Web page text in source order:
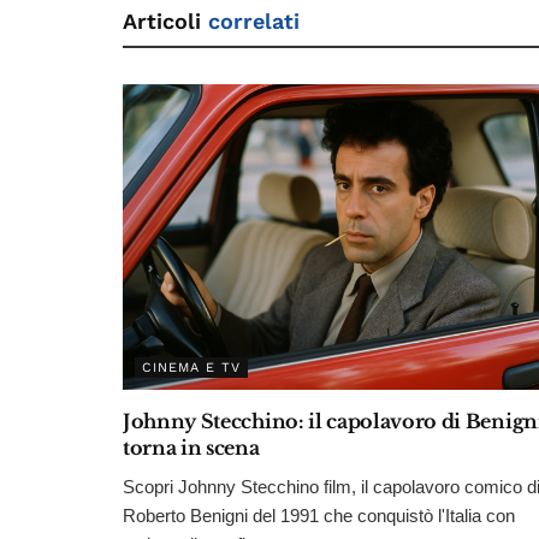
Articoli correlati
CINEMA E TV
Johnny Stecchino: il capolavoro di
torna in scena
Scopri Johnny Stecchino film, il capolavoro comico di
Roberto Benigni del 1991 che conquistò l'Italia con